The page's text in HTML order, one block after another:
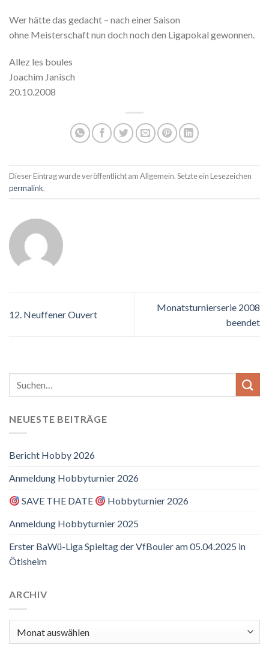
Wer hätte das gedacht – nach einer Saison
ohne Meisterschaft nun doch noch den Ligapokal gewonnen.
Allez les boules
Joachim Janisch
20.10.2008
Dieser Eintrag wurde veröffentlicht am Allgemein. Setzte ein Lesezeichen
permalink.
12. Neuffener Ouvert
Monatsturnierserie 2008
beendet
NEUESTE BEITRÄGE
Bericht Hobby 2026
Anmeldung Hobbyturnier 2026
SAVE THE DATE
Hobbyturnier 2026
Anmeldung Hobbyturnier 2025
Erster BaWü-Liga Spieltag der VfBouler am 05.04.2025 in
Ötisheim
ARCHIV